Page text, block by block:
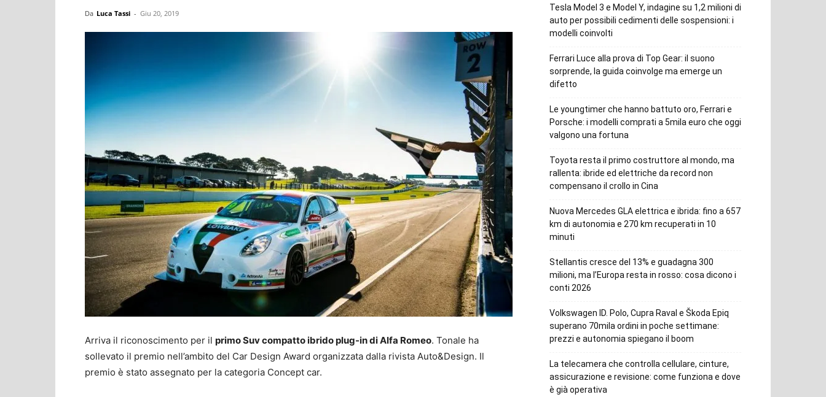
Da Luca Tassi - Giu 20, 2019
Arriva il riconoscimento per il primo Suv compatto ibrido plug-in di Alfa Romeo. Tonale ha
sollevato il premio nell’ambito del Car Design Award organizzata dalla rivista Auto&Design. Il
premio è stato assegnato per la categoria Concept car.
Tesla Model 3 e Model Y, indagine su 1,2 milioni di
auto per possibili cedimenti delle sospensioni: i
modelli coinvolti
Ferrari Luce alla prova di Top Gear: il suono
sorprende, la guida coinvolge ma emerge un
difetto
Le youngtimer che hanno battuto oro, Ferrari e
Porsche: i modelli comprati a 5mila euro che oggi
valgono una fortuna
Toyota resta il primo costruttore al mondo, ma
rallenta: ibride ed elettriche da record non
compensano il crollo in Cina
Nuova Mercedes GLA elettrica e ibrida: fino a 657
km di autonomia e 270 km recuperati in 10
minuti
Stellantis cresce del 13% e guadagna 300
milioni, ma l’Europa resta in rosso: cosa dicono i
conti 2026
Volkswagen ID. Polo, Cupra Raval e Škoda Epiq
superano 70mila ordini in poche settimane:
prezzi e autonomia spiegano il boom
La telecamera che controlla cellulare, cinture,
assicurazione e revisione: come funziona e dove
è già operativa